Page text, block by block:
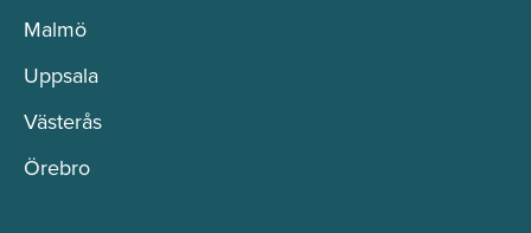
Malmö
Uppsala
Västerås
Örebro